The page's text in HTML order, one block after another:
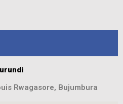
Rwagasore, Bujumbura